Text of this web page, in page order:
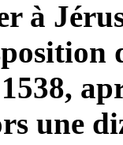
à
une